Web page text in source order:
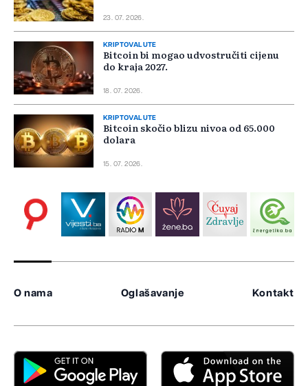
23. 07. 2026.
KRIPTOVALUTE
Bitcoin bi mogao udvostručiti cijenu
do kraja 2027.
18. 07. 2026.
KRIPTOVALUTE
Bitcoin skočio blizu nivoa od 65.000
dolara
15. 07. 2026.
O nama Oglašavanje Kontakt